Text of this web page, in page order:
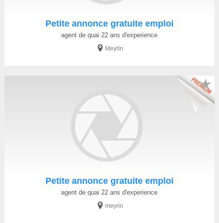
Petite annonce gratuite emploi
agent de quai 22 ans d'experience
Meyrin
Petite annonce gratuite emploi
agent de quai 22 ans d'experience
meyrin
★